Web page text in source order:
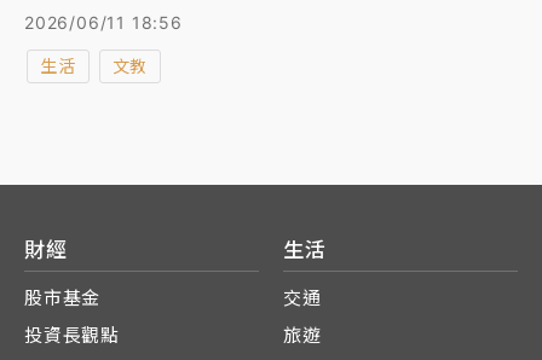
時回應，許多影劇都很有啟發性，台灣「校事會議」在
經過修法後，今年1月到4月的教師投訴案件，從去年同
期的448件，降到今年202件，且去年同期進入校事會
2026/06/11 18:56
生活 文教
財經
股市基金
投資長觀點
生活
交通
旅遊